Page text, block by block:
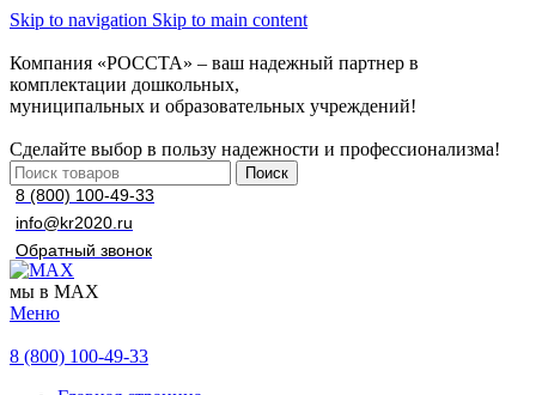
Skip to navigation Skip to main content
Компания «РОССТА» – ваш надежный партнер в
комплектации дошкольных,
муниципальных и образовательных учреждений!
Сделайте выбор в пользу надежности и профессионализма!
Поиск
8 (800) 100-49-33
info@kr2020.ru
Обратный звонок
мы в MAX
Меню
8 (800) 100-49-33